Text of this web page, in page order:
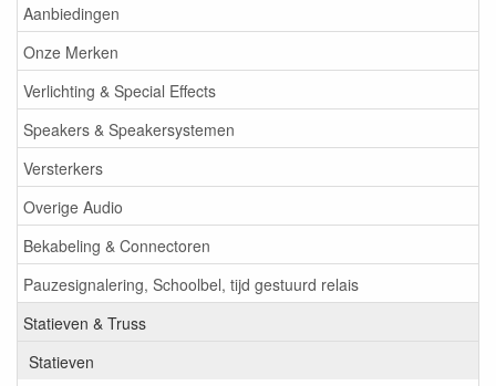
Aanbiedingen
Onze Merken
Verlichting & Special Effects
Speakers & Speakersystemen
Versterkers
Overige Audio
Bekabeling & Connectoren
Pauzesignalering, Schoolbel, tijd gestuurd relais
Statieven & Truss
Statieven